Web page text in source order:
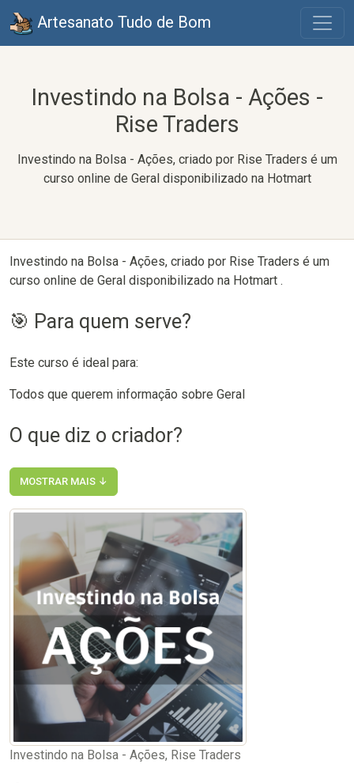
Artesanato Tudo de Bom
Investindo na Bolsa - Ações -
Rise Traders
Investindo na Bolsa - Ações, criado por Rise Traders é um
curso online de Geral disponibilizado na Hotmart
Investindo na Bolsa - Ações, criado por Rise Traders é um
curso online de Geral disponibilizado na Hotmart .
🎯 Para quem serve?
Este curso é ideal para:
Todos que querem informação sobre Geral
O que diz o criador?
MOSTRAR MAIS ↓
Investindo na Bolsa - Ações, Rise Traders